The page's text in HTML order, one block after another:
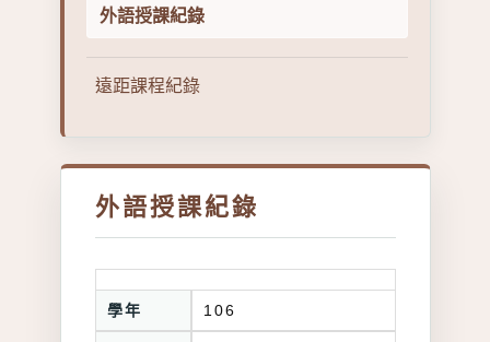
外語授課紀錄
遠距課程紀錄
外語授課紀錄
學年 106